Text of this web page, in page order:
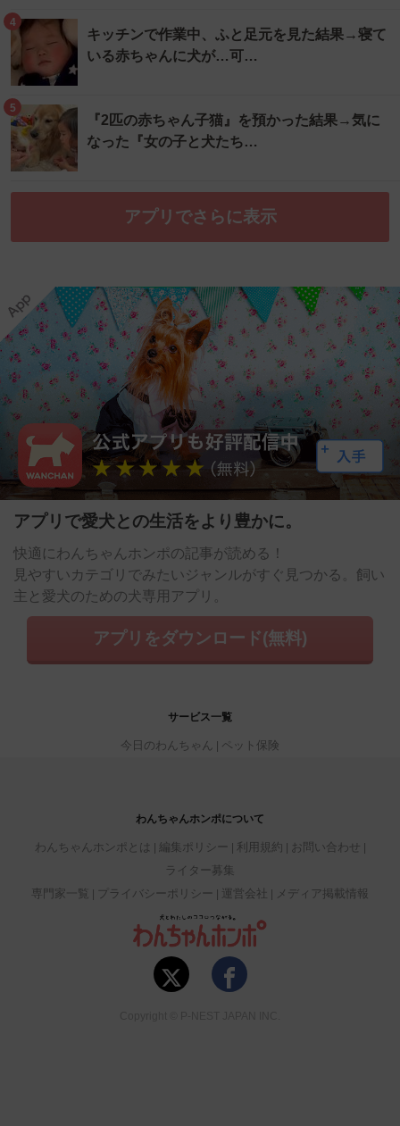
4
キッチンで作業中、ふと足元を見た結果→寝て
いる赤ちゃんに犬が…可…
5
『2匹の赤ちゃん子猫』を預かった結果→気に
なった『女の子と犬たち…
アプリでさらに表示
アプリで愛犬との生活をより豊かに。
快適にわんちゃんホンポの記事が読める！
見やすいカテゴリでみたいジャンルがすぐ見つかる。飼い
主と愛犬のための犬専用アプリ。
アプリをダウンロード(無料)
サービス一覧
今日のわんちゃん ペット保険
わんちゃんホンポについて
わんちゃんホンポとは 編集ポリシー 利用規約
お問い合わせ
ライター募集
専門家一覧
プライバシーポリシー 運営会社 メディア掲載情報